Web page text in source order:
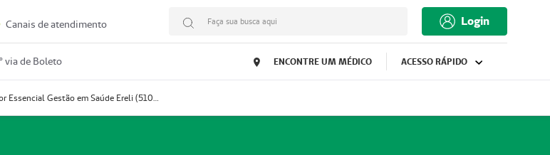
Canais de atendimento Faça sua busca aqui Login
via de Boleto ENCONTRE UM MÉDICO ACESSO RÁPIDO
Prestador Essencial Gestão em Saúde Ereli (51004354-7)